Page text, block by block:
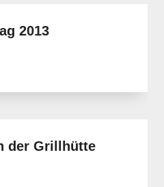
2013
der Grillhütte